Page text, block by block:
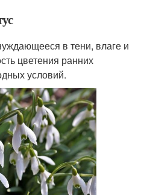
в тени, влаге и
цветения ранних
условий.